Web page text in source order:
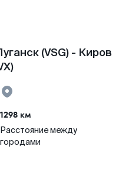
(VSG) - Киров
1298 км
Расстояние между
городами